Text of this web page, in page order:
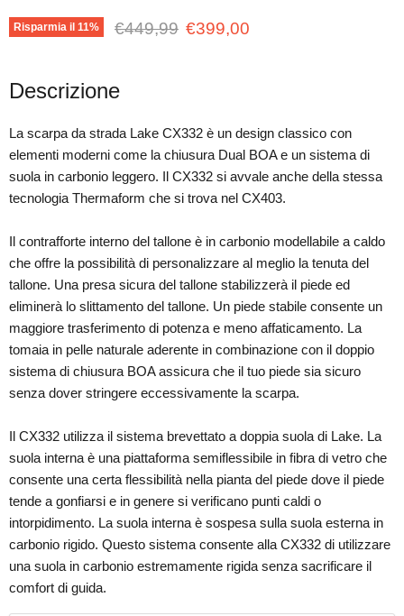
Risparmia il 11% Prezzo originale
€449,99 Prezzo attuale
€399,00
Descrizione
La scarpa da strada Lake CX332 è un design classico con
elementi moderni come la chiusura Dual BOA e un sistema di
suola in carbonio leggero. Il CX332 si avvale anche della stessa
tecnologia Thermaform che si trova nel CX403.
Il contrafforte interno del tallone è in carbonio modellabile a caldo
che offre la possibilità di personalizzare al meglio la tenuta del
tallone. Una presa sicura del tallone stabilizzerà il piede ed
eliminerà lo slittamento del tallone. Un piede stabile consente un
maggiore trasferimento di potenza e meno affaticamento. La
tomaia in pelle naturale aderente in combinazione con il doppio
sistema di chiusura BOA assicura che il tuo piede sia sicuro
senza dover stringere eccessivamente la scarpa.
Il CX332 utilizza il sistema brevettato a doppia suola di Lake. La
suola interna è una piattaforma semiflessibile in fibra di vetro che
consente una certa flessibilità nella pianta del piede dove il piede
tende a gonfiarsi e in genere si verificano punti caldi o
intorpidimento. La suola interna è sospesa sulla suola esterna in
carbonio rigido. Questo sistema consente alla CX332 di utilizzare
una suola in carbonio estremamente rigida senza sacrificare il
comfort di guida.